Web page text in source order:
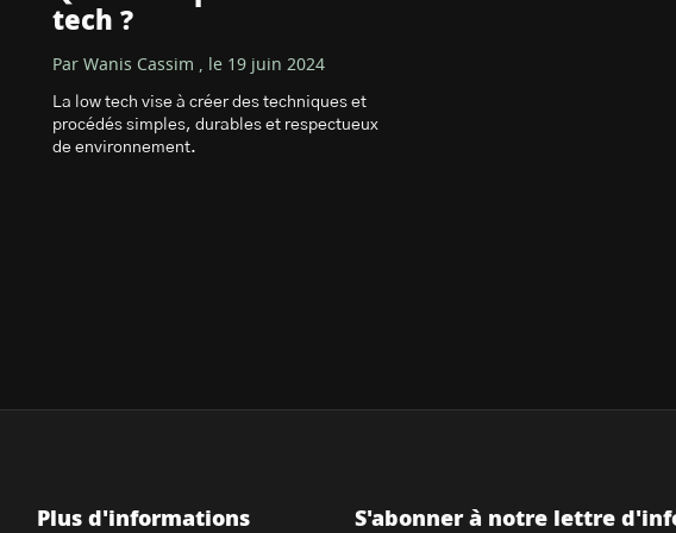
tech ?
Par Wanis Cassim , le 19 juin 2024
La low tech vise à créer des techniques et
procédés simples, durables et respectueux
de environnement.
Plus d'informations S'abonner à notre lettre